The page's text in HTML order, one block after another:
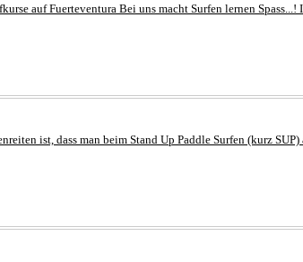
auf Fuerteventura Bei uns macht Surfen lernen
ist, dass man beim Stand Up Paddle Surfen (kurz